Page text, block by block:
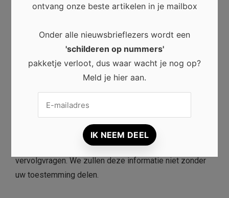
gegevensbescherming is artikel 6, lid 1 van de AVG,
uitvoeren van een contract of precontractuele
maatregelen mogelijk is.
Contactformulier
Als u ons via het contactformulier vragen stuurt, worden
uw gegevens op het aanvraagformulier, inclusief de
contactgegevens die u daar hebt verstrekt, opgeslagen
om het verzoek te verwerken en in geval van
vervolgvragen. We zullen deze informatie niet zonder
uw toestemming delen.
ontvang onze beste artikelen in je mailbox
Onder alle nieuwsbrieflezers wordt een
'schilderen op nummers'
pakketje verloot, dus waar wacht je nog op?
Meld je hier aan.